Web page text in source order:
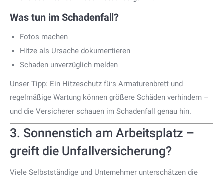
Was tun im Schadenfall?
Fotos machen
Hitze als Ursache dokumentieren
Schaden unverzüglich melden
Unser Tipp: Ein Hitzeschutz fürs Armaturenbrett und
regelmäßige Wartung können größere Schäden verhindern –
und die Versicherer schauen im Schadenfall genau hin.
3. Sonnenstich am Arbeitsplatz –
greift die Unfallversicherung?
Viele Selbstständige und Unternehmer unterschätzen die